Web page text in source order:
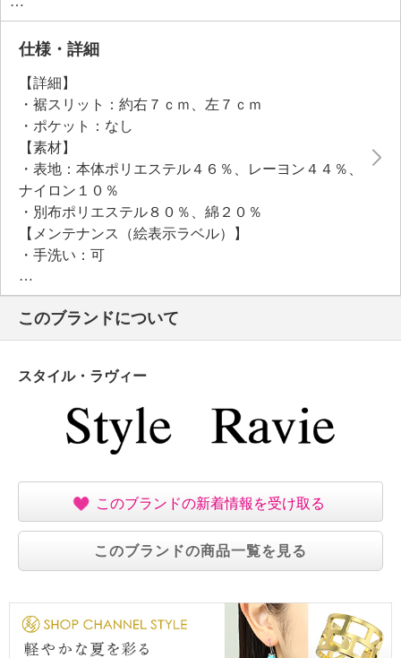
仕様・詳細
【詳細】
・裾スリット：約右７ｃｍ、左７ｃｍ
・ポケット：なし
【素材】
・表地：本体ポリエステル４６％、レーヨン４４％、
ナイロン１０％
・別布ポリエステル８０％、綿２０％
【メンテナンス（絵表示ラベル）】
・手洗い：可
・漂白処理：塩素系・酸素系漂白不可
・タンブル乾燥：不可
・自然乾燥：日陰の吊り干し
・アイロン仕上げ：可（低温）
・ウエットクリーニング：可
【個体差あり】
・個体差あり
【原産国（地）】
このブランドについて
スタイル・ラヴィー
このブランドの新着情報を受け取る
このブランドの商品一覧を見る